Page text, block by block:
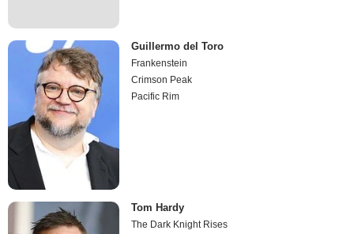
Guillermo del Toro
Frankenstein
Crimson Peak
Pacific Rim
Tom Hardy
The Dark Knight Rises